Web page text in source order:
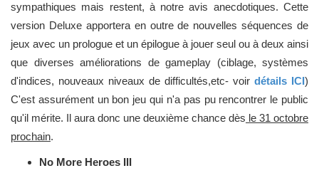
sympathiques mais restent, à notre avis anecdotiques. Cette
version Deluxe apportera en outre de nouvelles séquences de
jeux avec un prologue et un épilogue à jouer seul ou à deux ainsi
que diverses améliorations de gameplay (ciblage, systèmes
d'indices, nouveaux niveaux de difficultés,etc- voir détails ICI)
C'est assurément un bon jeu qui n'a pas pu rencontrer le public
qu'il mérite. Il aura donc une deuxième chance dès le 31 octobre
prochain.
No More Heroes III